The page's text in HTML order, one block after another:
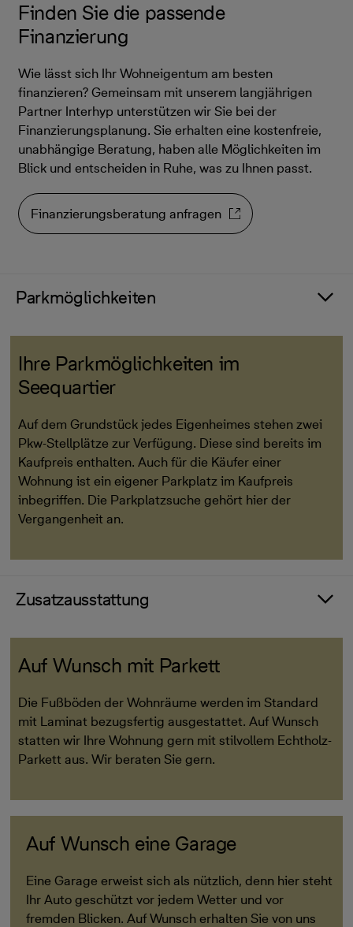
Finden Sie die passende
Finanzierung
Wie lässt sich Ihr Wohneigentum am besten
finanzieren? Gemeinsam mit unserem langjährigen
Partner Interhyp unterstützen wir Sie bei der
Finanzierungsplanung. Sie erhalten eine kostenfreie,
unabhängige Beratung, haben alle Möglichkeiten im
Blick und entscheiden in Ruhe, was zu Ihnen passt.
Finanzierungsberatung anfragen
Parkmöglichkeiten
Ihre Parkmöglichkeiten im
Seequartier
Auf dem Grundstück jedes Eigenheimes stehen zwei
Pkw-Stellplätze zur Verfügung. Diese sind bereits im
Kaufpreis enthalten. Auch für die Käufer einer
Wohnung ist ein eigener Parkplatz im Kaufpreis
inbegriffen. Die Parkplatzsuche gehört hier der
Vergangenheit an.
Zusatzausstattung
Auf Wunsch mit Parkett
Die Fußböden der Wohnräume werden im Standard
mit Laminat bezugsfertig ausgestattet. Auf Wunsch
statten wir Ihre Wohnung gern mit stilvollem Echtholz-
Parkett aus. Wir beraten Sie gern.
Auf Wunsch eine Garage
Eine Garage erweist sich als nützlich, denn hier steht
Ihr Auto geschützt vor jedem Wetter und vor
fremden Blicken. Auf Wunsch erhalten Sie von uns